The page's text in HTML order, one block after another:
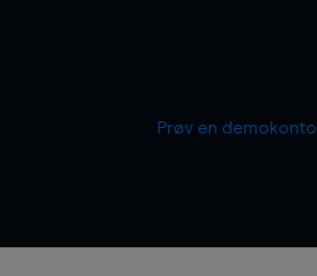
Prøv en demokonto